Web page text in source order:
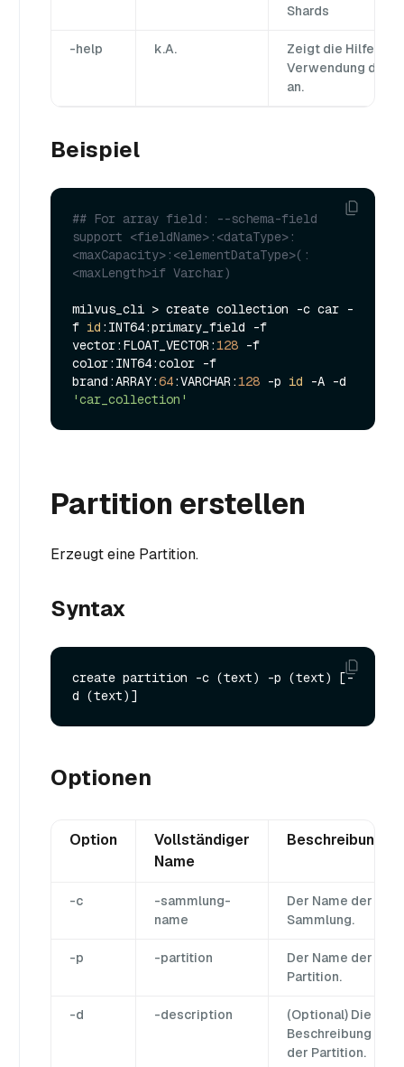
Shards
-help k.A.
Zeigt die Hilfe zur
Verwendung des
an.
Beispiel
## For array field: --schema-field
support <fieldName>:<dataType>:
<maxCapacity>:<elementDataType>(:
<maxLength>if Varchar)
milvus_cli > create collection -c car -
f id :INT64:primary_field -f
vector:FLOAT_VECTOR:128 -f
color:INT64:color -f
brand:ARRAY:64:VARCHAR:128 -p id
'car_collection'
Partition erstellen
Erzeugt eine Partition.
Syntax
create partition -c (text) -p (text) [-
Optionen
Option
Vollständiger
Name
Beschreibung
-c
-sammlung-
name
Der Name der
Sammlung.
-p -partition
Der Name der
Partition.
-d -description
(Optional) Die
Beschreibung
der Partition.